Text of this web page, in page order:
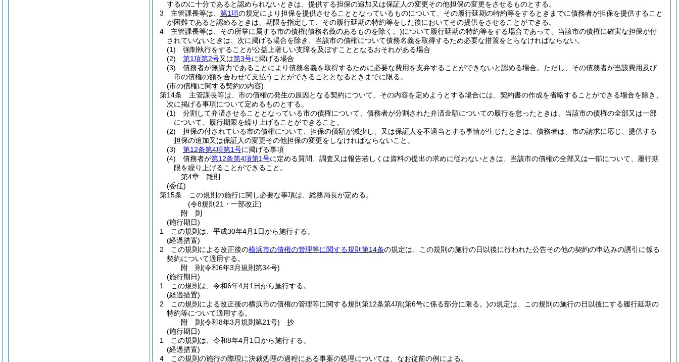
するのに十分であると認められないときは、提供する担保の追加又は保証人の変更その他担保の変更をさせるものとする。
3
主管課長等は、 第1項の規定により担保を提供させることとなっているものについて、その履行延期の特約等をするときまでに債務者が担保を提供すること
が困難であると認めるときは、期限を指定して、その履行延期の特約等をした後においてその提供をさせることができる。
4
主管課長等は、その所掌に属する市の債権(債務名義のあるものを除く。)について履行延期の特約等をする場合であって、当該市の債権に確実な担保が付
されていないときは、次に掲げる場合を除き、当該市の債権について債務名義を取得するため必要な措置をとらなければならない。
(1)
強制執行をすることが公益上著しい支障を及ぼすこととなるおそれがある場合
(2)
第1項第2号又は第3号に掲げる場合
(3)
債務者が無資力であることにより債務名義を取得するために必要な費用を支弁することができないと認める場合。 ただし、その債務者が当該費用及び
市の債権の額を合わせて支払うことができることとなるときまでに限る。
(市の債権に関する契約の内容)
第14条
主管課長等は、市の債権の発生の原因となる契約について、その内容を定めようとする場合には、契約書の作成を省略することができる場合を除き、
次に掲げる事項について定めるものとする。
(1)
分割して弁済させることとなっている市の債権について、債務者が分割された弁済金額についての履行を怠ったときは、当該市の債権の全部又は一部
について、履行期限を繰り上げることができること。
(2)
担保の付されている市の債権について、担保の価額が減少し、又は保証人を不適当とする事情が生じたときは、債務者は、市の請求に応じ、提供する
担保の追加又は保証人の変更その他担保の変更をしなければならないこと。
(3)
第12条第4項第1号に掲げる事項
(4)
債務者が第12条第4項第1号に定める質問、調査又は報告若しくは資料の提出の求めに従わないときは、当該市の債権の全部又は一部について、履行期
限を繰り上げることができること。
第4章
雑則
(委任)
第15条
この規則の施行に関し必要な事項は、総務局長が定める。
(令8規則21・一部改正)
附 則
(施行期日)
1
この規則は、平成30年4月1日から施行する。
(経過措置)
2
この規則による改正後の横浜市の債権の管理等に関する規則第14条の規定は、この規則の施行の日以後に行われた公告その他の契約の申込みの誘引に係る
契約について適用する。
附 則(令和6年3月規則第34号)
(施行期日)
1
この規則は、令和6年4月1日から施行する。
(経過措置)
2
この規則による改正後の横浜市の債権の管理等に関する規則第12条第4項(第6号に係る部分に限る。)の規定は、この規則の施行の日以後にする履行延期の
特約等について適用する。
附 則(令和8年3月規則第21号) 抄
(施行期日)
1
この規則は、令和8年4月1日から施行する。
(経過措置)
4
この規則の施行の際現に決裁処理の過程にある事案の処理については、なお従前の例による。